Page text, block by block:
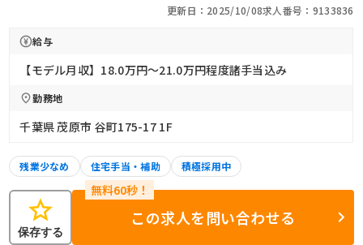
更新日：2025/10/08求人番号：9133836
給与
【モデル月収】18.0万円〜21.0万円程度諸手当込み
勤務地
千葉県 茂原市 谷町175-17 1F
残業少なめ 住宅手当・補助 積極採用中
star
保存する
この求人を問い合わせる